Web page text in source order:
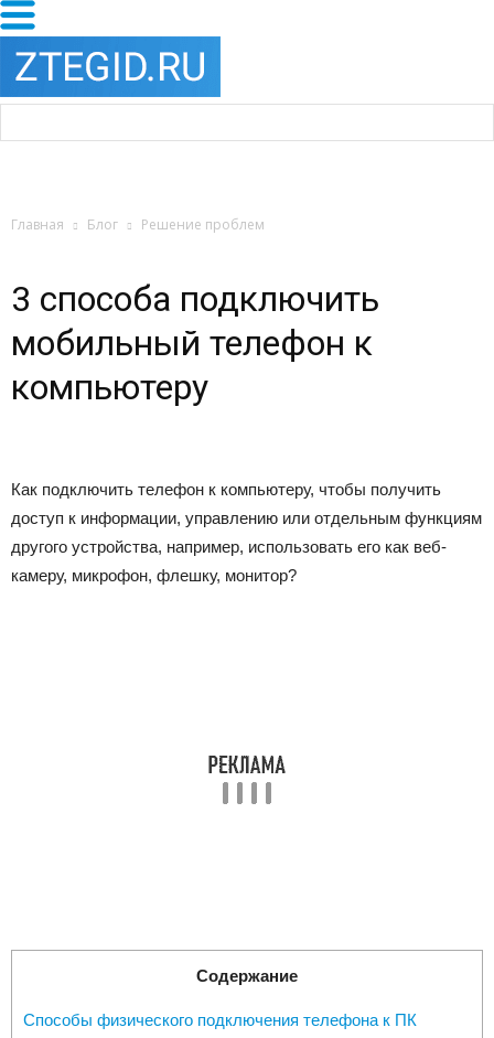
Главная Блог Решение проблем
3 способа подключить
мобильный телефон к
компьютеру
Как подключить телефон к компьютеру, чтобы получить
доступ к информации, управлению или отдельным функциям
другого устройства, например, использовать его как веб-
камеру, микрофон, флешку, монитор?
Содержание
Способы физического подключения телефона к ПК